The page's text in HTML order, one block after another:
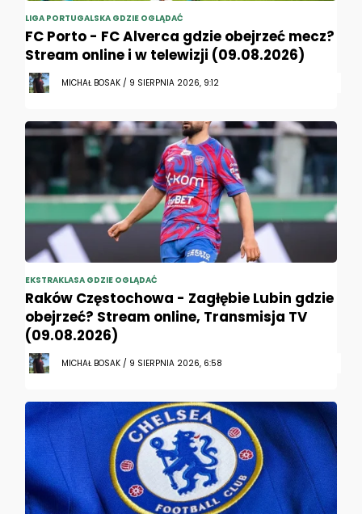
LIGA PORTUGALSKA GDZIE OGLĄDAĆ
FC Porto - FC Alverca gdzie obejrzeć mecz?
Stream online i w telewizji (09.08.2026)
MICHAŁ BOSAK / 9 SIERPNIA 2026, 9:12
EKSTRAKLASA GDZIE OGLĄDAĆ
Raków Częstochowa - Zagłębie Lubin gdzie
obejrzeć? Stream online, Transmisja TV
(09.08.2026)
MICHAŁ BOSAK / 9 SIERPNIA 2026, 6:58